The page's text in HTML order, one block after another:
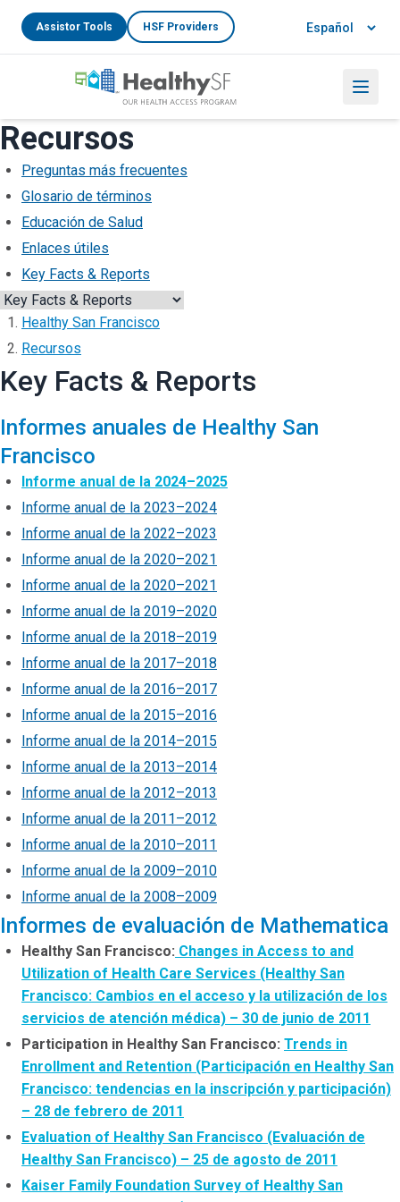
Skip to main content
Assistor Tools HSF Providers Language
Menu
Recursos
Preguntas más frecuentes
Glosario de términos
Educación de Salud
Enlaces útiles
Key Facts & Reports
Healthy San Francisco
Recursos
Key Facts & Reports
Informes anuales de Healthy San
Francisco
Informe anual de la 2024–2025
Informe anual de la 2023–2024
Informe anual de la 2022–2023
Informe anual de la 2020–2021
Informe anual de la 2020–2021
Informe anual de la 2019–2020
Informe anual de la 2018–2019
Informe anual de la 2017–2018
Informe anual de la 2016–2017
Informe anual de la 2015–2016
Informe anual de la 2014–2015
Informe anual de la 2013–2014
Informe anual de la 2012–2013
Informe anual de la 2011–2012
Informe anual de la 2010–2011
Informe anual de la 2009–2010
Informe anual de la 2008–2009
Informes de evaluación de Mathematica
Healthy San Francisco: Changes in Access to and
Utilization of Health Care Services (Healthy San
Francisco: Cambios en el acceso y la utilización de los
servicios de atención médica) – 30 de junio de 2011
Participation in Healthy San Francisco: Trends in
Enrollment and Retention (Participación en Healthy San
Francisco: tendencias en la inscripción y participación)
– 28 de febrero de 2011
Evaluation of Healthy San Francisco (Evaluación de
Healthy San Francisco) – 25 de agosto de 2011
Kaiser Family Foundation Survey of Healthy San